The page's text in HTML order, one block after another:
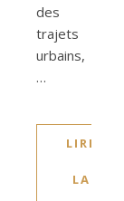
des
trajets
urbains,
…
LIRE
LA